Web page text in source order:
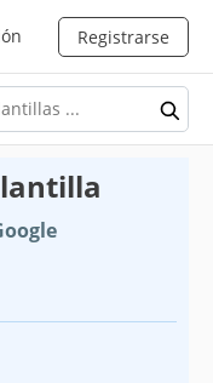
Registrarse